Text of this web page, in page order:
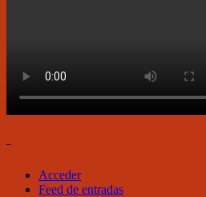
–
Acceder
Feed de entradas